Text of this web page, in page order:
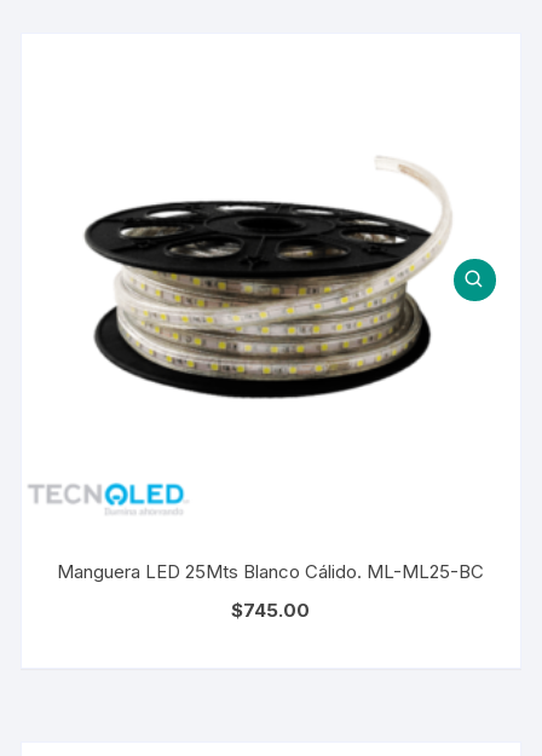
Manguera LED 25Mts Blanco Cálido. ML-ML25-BC
$745.00